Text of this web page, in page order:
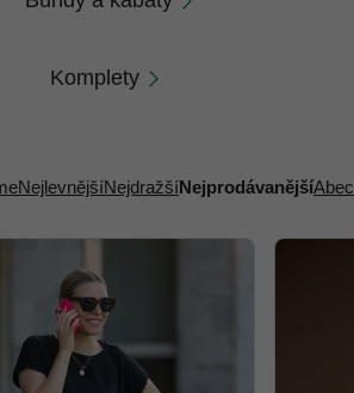
Komplety
NejlevnějšíNejdražšíNejprodávanější